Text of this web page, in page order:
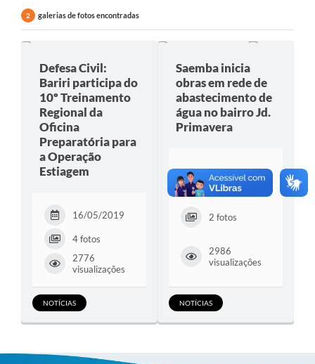
Obras
Diário Oficial
Carta de Serviços
Contratos
Ouvidoria
Telefones Úteis
2 galerias de fotos encontradas
Defesa Civil:
Bariri participa do
10º Treinamento
Regional da
Oficina
Preparatória para
a Operação
Estiagem
16/05/2019
4 fotos
2776
visualizações
NOTÍCIAS
Saemba inicia
obras em rede de
abastecimento de
água no bairro Jd.
Primavera
23/07/2014
2 fotos
2986
visualizações
NOTÍCIAS